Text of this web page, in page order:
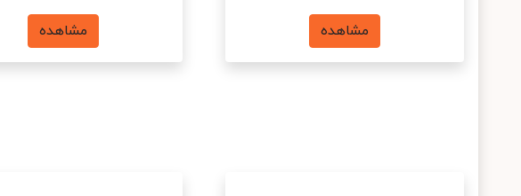
مشاهده مشاهده